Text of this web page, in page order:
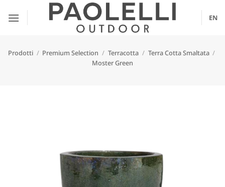
EN
Prodotti / Premium Selection / Terracotta / Terra Cotta Smaltata /
Moster Green